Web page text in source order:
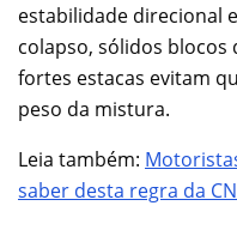
estabilidade direcional
colapso, sólidos blocos
fortes estacas evitam
peso da mistura.
Leia também:
saber desta regra da